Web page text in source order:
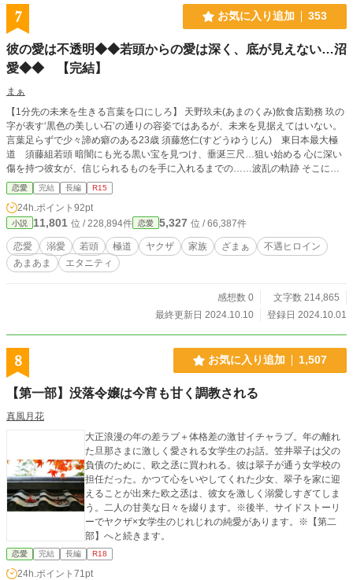
7 お気に入り追加 353
彼の愛は不透明◆◆若頭からの愛は深く、底が見えない…沼
愛◆◆ 【完結】
まぁ
【1分先の未来を生きる言葉を口にしろ】 天野玖未(あまのくみ)飲食店勤務 玖の
字が表す‘黒色の美しい石’の通りの容姿ではあるが、未来を見据えてはいない。
言葉足らずで少々諦め癖のある23歳 須藤悠仁(すどうゆうじん) 東日本最大極
道 須藤組若頭 暗闇にも光る黒い宝を見つけ、垂涎三尺…狙い始める 心に深い
傷を持つ彼女が、信じられるものを手に入れるまでの……波乱の軌跡 そこには
彼の底なしの愛があった… 作中の人名団体名等、全て架空のフィクションです
また本作は違法行為等を推奨するものではありません
恋愛 完結 長編 R15
24h.ポイント 92pt
小説 11,801 位 / 228,894件 恋愛 5,327 位 / 66,387件
恋愛 溺愛 若頭 極道 ヤクザ 家族 ざまぁ
不遇ヒロイン
あまあま
エタニティ
感想数 0
文字数 214,865
最終更新日 2024.10.10
登録日 2024.10.01
8 お気に入り追加 1,507
【第一部】没落令嬢は今宵も甘く調教される
真風月花
大正浪漫の年の差ラブ＋体格差の激甘イチャラブ。年の離れ
た旦那さまに激しく愛される女学生のお話。笠井翠子は父の
負債のために、欧之丞に買われる。彼は翠子が通う女学校の
担任だった。かつて心をいやしてくれた少女、翠子を家に迎
えることが出来た欧之丞は、彼女を激しく溺愛しすぎてしま
う。二人の甘美な日々を綴ります。※後半、サイドストーリ
ーでヤクザ×女学生のじれじれの純愛があります。※【第二
部】へと続きます。
恋愛 完結 長編 R18
24h.ポイント 71pt